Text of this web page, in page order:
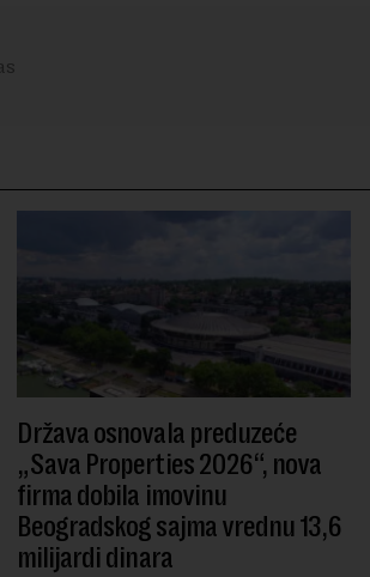
Država osnovala preduzeće
„Sava Properties 2026“, nova
firma dobila imovinu
Beogradskog sajma vrednu 13,6
milijardi dinara